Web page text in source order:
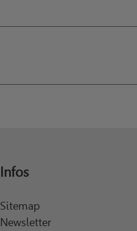
Infos
Sitemap
Newsletter